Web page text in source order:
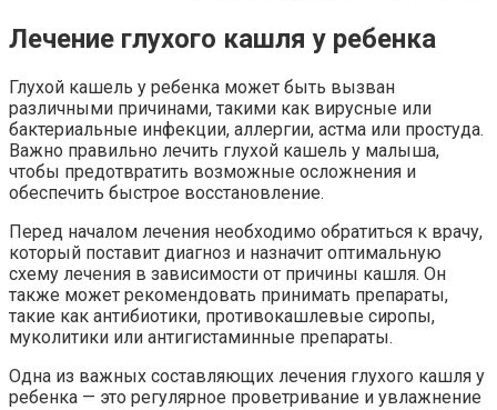
Лечение глухого кашля у ребенка
Глухой кашель у ребенка может быть вызван
различными причинами, такими как вирусные или
бактериальные инфекции, аллергии, астма или простуда.
Важно правильно лечить глухой кашель у малыша,
чтобы предотвратить возможные осложнения и
обеспечить быстрое восстановление.
Перед началом лечения необходимо обратиться к врачу,
который поставит диагноз и назначит оптимальную
схему лечения в зависимости от причины кашля. Он
также может рекомендовать принимать препараты,
такие как антибиотики, противокашлевые сиропы,
муколитики или антигистаминные препараты.
Одна из важных составляющих лечения глухого кашля у
ребенка — это регулярное проветривание и увлажнение